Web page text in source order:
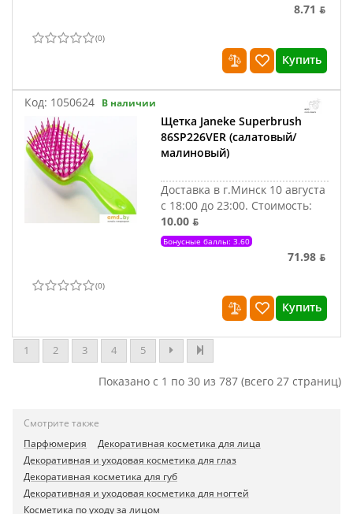
8.71 ƃ
(0)
Купить
Код: 1050624 В наличии
Щетка Janeke Superbrush
86SP226VER (салатовый/
малиновый)
Доставка в г.Минск 10 августа
с 18:00 до 23:00. Стоимость:
10.00 ƃ
Бонусные баллы: 3.60
71.98 ƃ
(0)
Купить
1 2 3 4 5
Показано с 1 по 30 из 787 (всего 27 страниц)
Смотрите также
Парфюмерия
Декоративная косметика для лица
Декоративная и уходовая косметика для глаз
Декоративная косметика для губ
Декоративная и уходовая косметика для ногтей
Косметика по уходу за лицом